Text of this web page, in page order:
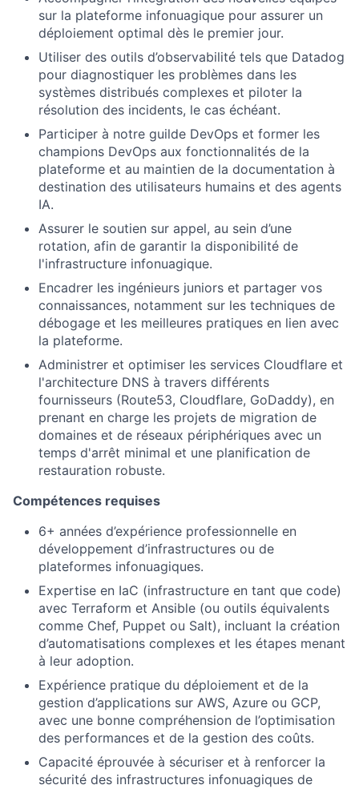
sur la plateforme infonuagique pour assurer un
déploiement optimal dès le premier jour.
Utiliser des outils d’observabilité tels que Datadog
pour diagnostiquer les problèmes dans les
systèmes distribués complexes et piloter la
résolution des incidents, le cas échéant.
Participer à notre guilde DevOps et former les
champions DevOps aux fonctionnalités de la
plateforme et au maintien de la documentation à
destination des utilisateurs humains et des agents
IA.
Assurer le soutien sur appel, au sein d’une
rotation, afin de garantir la disponibilité de
l'infrastructure infonuagique.
Encadrer les ingénieurs juniors et partager vos
connaissances, notamment sur les techniques de
débogage et les meilleures pratiques en lien avec
la plateforme.
Administrer et optimiser les services Cloudflare et
l'architecture DNS à travers différents
fournisseurs (Route53, Cloudflare, GoDaddy), en
prenant en charge les projets de migration de
domaines et de réseaux périphériques avec un
temps d'arrêt minimal et une planification de
restauration robuste.
Compétences requises
6+ années d’expérience professionnelle en
développement d’infrastructures ou de
plateformes infonuagiques.
Expertise en IaC (infrastructure en tant que code)
avec Terraform et Ansible (ou outils équivalents
comme Chef, Puppet ou Salt), incluant la création
d’automatisations complexes et les étapes menant
à leur adoption.
Expérience pratique du déploiement et de la
gestion d’applications sur AWS, Azure ou GCP,
avec une bonne compréhension de l’optimisation
des performances et de la gestion des coûts.
Capacité éprouvée à sécuriser et à renforcer la
sécurité des infrastructures infonuagiques de